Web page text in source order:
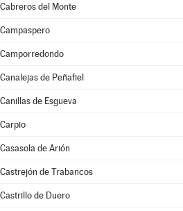
Cabreros del Monte
Campaspero
Camporredondo
Canalejas de Peñafiel
Canillas de Esgueva
Carpio
Casasola de Arión
Castrejón de Trabancos
Castrillo de Duero